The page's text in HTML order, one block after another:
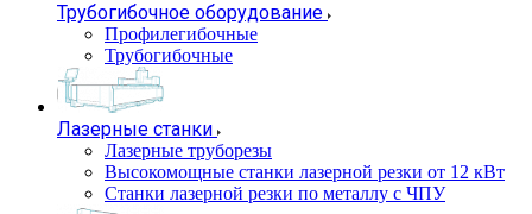
Трубогибочное оборудование
Профилегибочные
Трубогибочные
Лазерные станки
Лазерные труборезы
Высокомощные станки лазерной резки от 12 кВт
Станки лазерной резки по металлу с ЧПУ